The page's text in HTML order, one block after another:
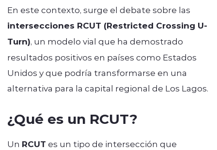
En este contexto, surge el debate sobre las
intersecciones RCUT (Restricted Crossing U-
Turn), un modelo vial que ha demostrado
resultados positivos en países como Estados
Unidos y que podría transformarse en una
alternativa para la capital regional de Los Lagos.
¿Qué es un RCUT?
Un RCUT es un tipo de intersección que